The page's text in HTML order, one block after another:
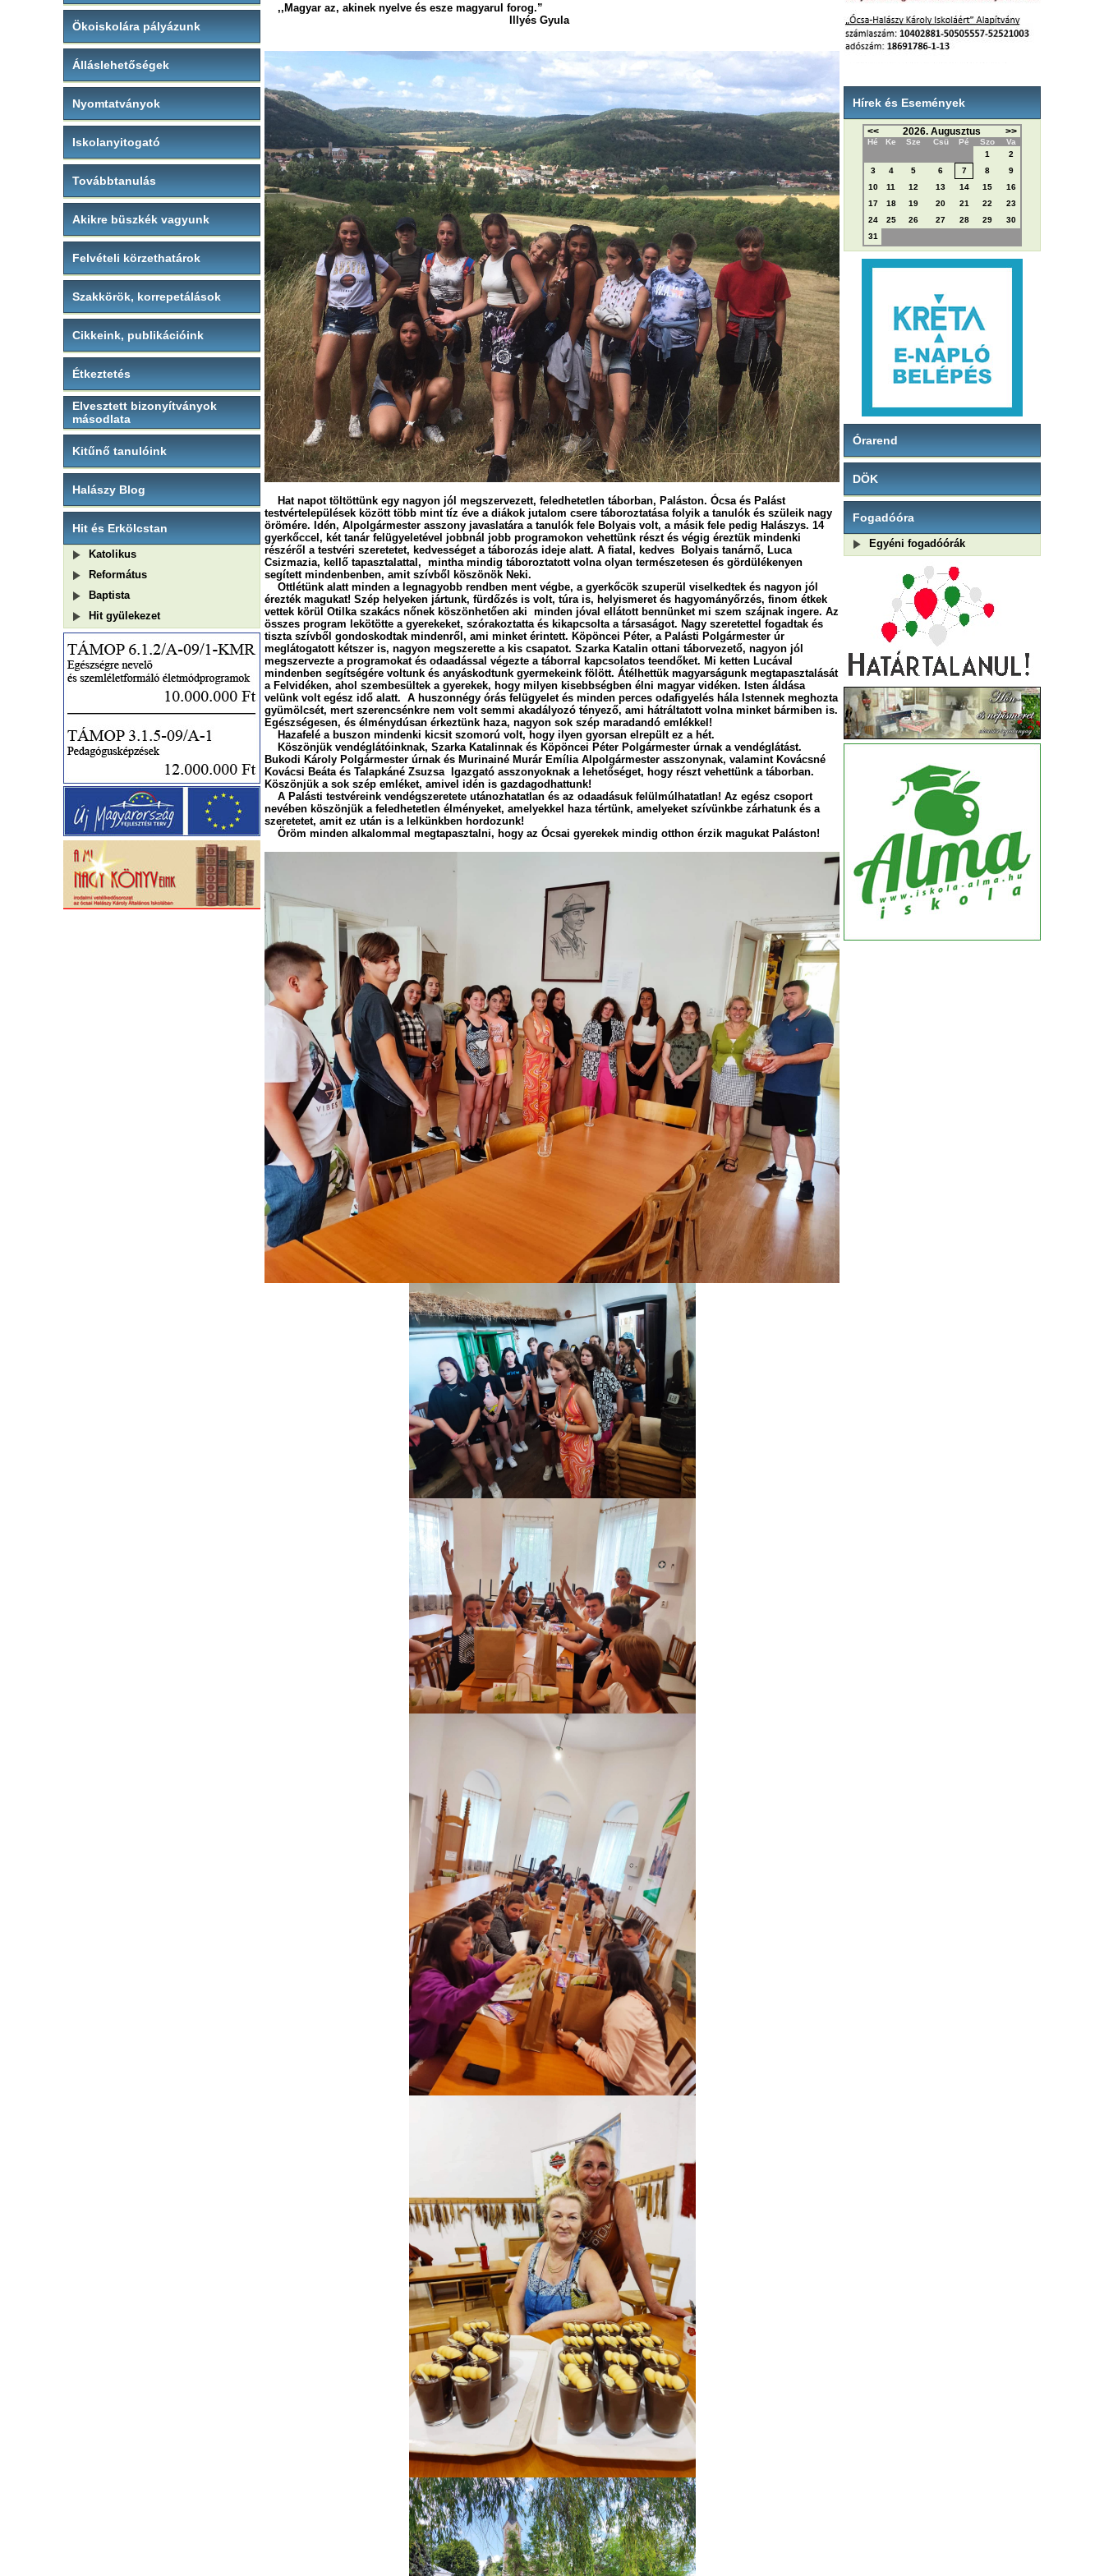
Ökoiskolára pályázunk
Álláslehetőségek
Nyomtatványok
Iskolanyitogató
Továbbtanulás
Akikre büszkék vagyunk
Felvételi körzethatárok
Szakkörök, korrepetálások
Cikkeink, publikációink
Étkeztetés
Elvesztett bizonyítványok
másodlata
Kitűnő tanulóink
Halászy Blog
Hit és Erkölcstan
Katolikus
Református
Baptista
Hit gyülekezet
,,Magyar az, akinek nyelve és esze magyarul forog.”
Illyés Gyula
Hat napot töltöttünk egy nagyon jól megszervezett, feledhetetlen táborban, Paláston. Ócsa és Palást
testvértelepülések között több mint tíz éve a diákok jutalom csere táboroztatása folyik a tanulók és szüleik nagy
örömére. Idén, Alpolgármester asszony javaslatára a tanulók fele Bolyais volt, a másik fele pedig Halászys. 14
gyerkőccel, két tanár felügyeletével jobbnál jobb programokon vehettünk részt és végig éreztük mindenki
részéről a testvéri szeretetet, kedvességet a táborozás ideje alatt. A fiatal, kedves Bolyais tanárnő, Luca
Csizmazia, kellő tapasztalattal, mintha mindig táboroztatott volna olyan természetesen és gördülékenyen
segített mindenbenben, amit szívből köszönök Neki.
Ottlétünk alatt minden a legnagyobb rendben ment végbe, a gyerkőcök szuperül viselkedtek és nagyon jól
érezték magukat! Szép helyeken jártunk, fürdőzés is volt, túra is, helyismeret és hagyományőrzés, finom étkek
vettek körül Otilka szakács nőnek köszönhetően aki minden jóval ellátott bennünket mi szem szájnak ingere. Az
összes program lekötötte a gyerekeket, szórakoztatta és kikapcsolta a társaságot. Nagy szeretettel fogadtak és
tiszta szívből gondoskodtak mindenről, ami minket érintett. Köpöncei Péter, a Palásti Polgármester úr
meglátogatott kétszer is, nagyon megszerette a kis csapatot. Szarka Katalin ottani táborvezető, nagyon jól
megszervezte a programokat és odaadással végezte a táborral kapcsolatos teendőket. Mi ketten Lucával
mindenben segítségére voltunk és anyáskodtunk gyermekeink fölött. Átélhettük magyarságunk megtapasztalását
a Felvidéken, ahol szembesültek a gyerekek, hogy milyen kisebbségben élni magyar vidéken. Isten áldása
velünk volt egész idő alatt. A huszonnégy órás felügyelet és minden perces odafigyelés hála Istennek meghozta
gyümölcsét, mert szerencsénkre nem volt semmi akadályozó tényező, ami hátráltatott volna minket bármiben is.
Egészségesen, és élménydúsan érkeztünk haza, nagyon sok szép maradandó emlékkel!
Hazafelé a buszon mindenki kicsit szomorú volt, hogy ilyen gyorsan elrepült ez a hét.
Köszönjük vendéglátóinknak, Szarka Katalinnak és Köpöncei Péter Polgármester úrnak a vendéglátást.
Bukodi Károly Polgármester úrnak és Murinainé Murár Emília Alpolgármester asszonynak, valamint Kovácsné
Kovácsi Beáta és Talapkáné Zsuzsa Igazgató asszonyoknak a lehetőséget, hogy részt vehettünk a táborban.
Köszönjük a sok szép emléket, amivel idén is gazdagodhattunk!
A Palásti testvéreink vendégszeretete utánozhatatlan és az odaadásuk felülmúlhatatlan! Az egész csoport
nevében köszönjük a feledhetetlen élményeket, amelyekkel haza tértünk, amelyeket szívünkbe zárhatunk és a
szeretetet, amit ez után is a lelkünkben hordozunk!
Öröm minden alkalommal megtapasztalni, hogy az Ócsai gyerekek mindig otthon érzik magukat Paláston!
Hírek és Események
<< 2026. Augusztus >>
Hé Ke Sze Csü Pé Szo
Va
1
2
3
4 5 6 7 8
9
10
11 12 13 14 15
16
17
18 19 20 21 22
23
24
25 26 27 28 29
30
31
Órarend
DÖK
Fogadóóra
Egyéni fogadóórák